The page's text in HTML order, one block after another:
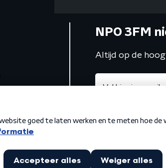
NPO 3FM
Altijd op de